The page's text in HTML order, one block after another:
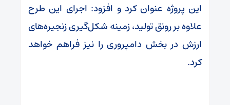
این پروژه عنوان کرد و افزود: اجرای این طرح
علاوه بر رونق تولید، زمینه شکل‌گیری زنجیره‌های
ارزش در بخش دامپروری را نیز فراهم خواهد
کرد.